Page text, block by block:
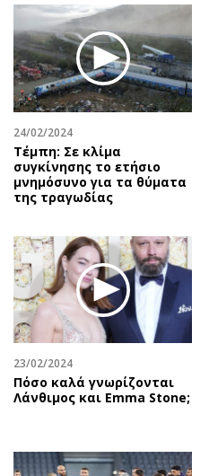
24/02/2024
Τέμπη: Σε κλίμα
συγκίνησης το ετήσιο
μνημόσυνο για τα θύματα
της τραγωδίας
23/02/2024
Πόσο καλά γνωρίζονται
Λάνθιμος και Emma Stone;